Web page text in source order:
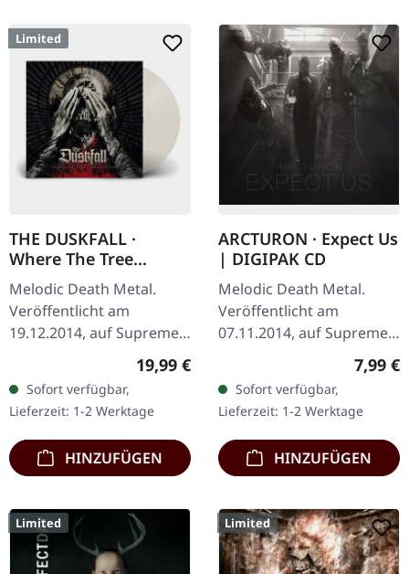
Limited
THE DUSKFALL ·
Where The Tree
Stands Dead | CLEAR
LP
Melodic Death Metal.
Veröffentlicht am
19.12.2014, auf Supreme
Transparentes Vinyl mit
Insert. Limitiert auf 200
handnummerierte…
Regulärer Preis:
19,99 €
Sofort verfügbar,
Lieferzeit: 1-2 Werktage
HINZUFÜGEN
ARCTURON · Expect Us
| DIGIPAK CD
Melodic Death Metal.
Veröffentlicht am
07.11.2014, auf Supreme
Chaos Records. CD im
Digipak. Arcturon liefern
mit „Expect Us" ein
vernichtendes…
7,99 €
Sofort verfügbar,
Lieferzeit: 1-2 Werktage
HINZUFÜGEN
Limited Limited